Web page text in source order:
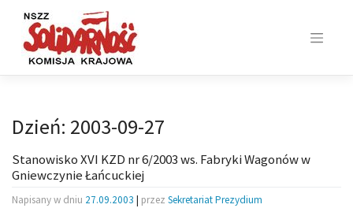
content
Dzień: 2003-09-27
Stanowisko XVI KZD nr 6/2003 ws. Fabryki Wagonów w
Gniewczynie Łańcuckiej
Napisany w dniu 27.09.2003 | przez Sekretariat Prezydium